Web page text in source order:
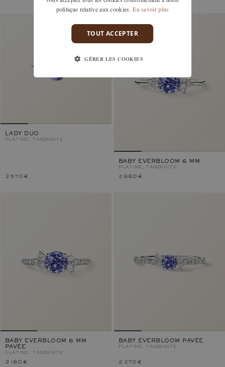
LADY DUO
PLATINE, TANZANITE
3 570 €
BABY EVERBLOOM 6 MM
PLATINE, TANZANITE
2 680 €
BABY EVERBLOOM 6 MM
PAVÉE
PLATINE, TANZANITE
3 180 €
BABY EVERBLOOM PAVÉE
PLATINE, TANZANITE
2 270 €
politique relative aux cookies. En savoir plus
TOUT ACCEPTER
GÉRER LES COOKIES